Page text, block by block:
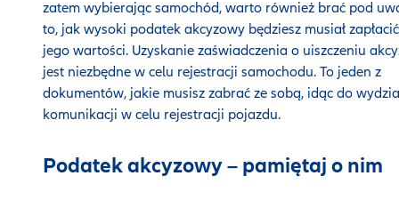
zatem wybierając samochód, warto również brać pod
to, jak wysoki podatek akcyzowy będziesz musiał
jego wartości. Uzyskanie zaświadczenia o uiszczeniu
jest niezbędne w celu rejestracji samochodu. To jeden z
dokumentów, jakie musisz zabrać ze sobą, idąc do
komunikacji w celu rejestracji pojazdu.
Podatek akcyzowy – pamiętaj o nim